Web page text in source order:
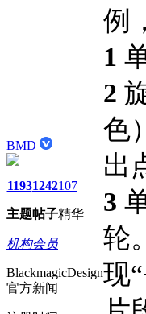
BMD
1193
主题
1242
帖子
107
精华
机构会员
BlackmagicDesign
官方新闻
例
1
2
色
出
3
轮
现